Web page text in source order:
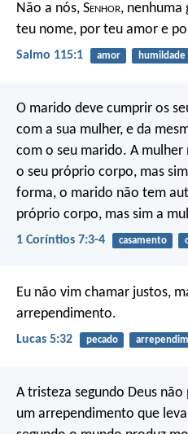
Não a nós, Senhor, nenhuma
teu nome, por teu amor e
Salmo 115:1 amor humildade
O marido deve cumprir os
com a sua mulher, e da
com o seu marido. A
o seu próprio corpo, mas
forma, o marido não tem
próprio corpo, mas sim a
1 Coríntios 7:3-4 casamento
Eu não vim chamar justos,
arrependimento.
Lucas 5:32 pecado
A tristeza segundo Deus
um arrependimento que